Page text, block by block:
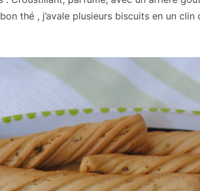
thé , j’avale plusieurs biscuits en un